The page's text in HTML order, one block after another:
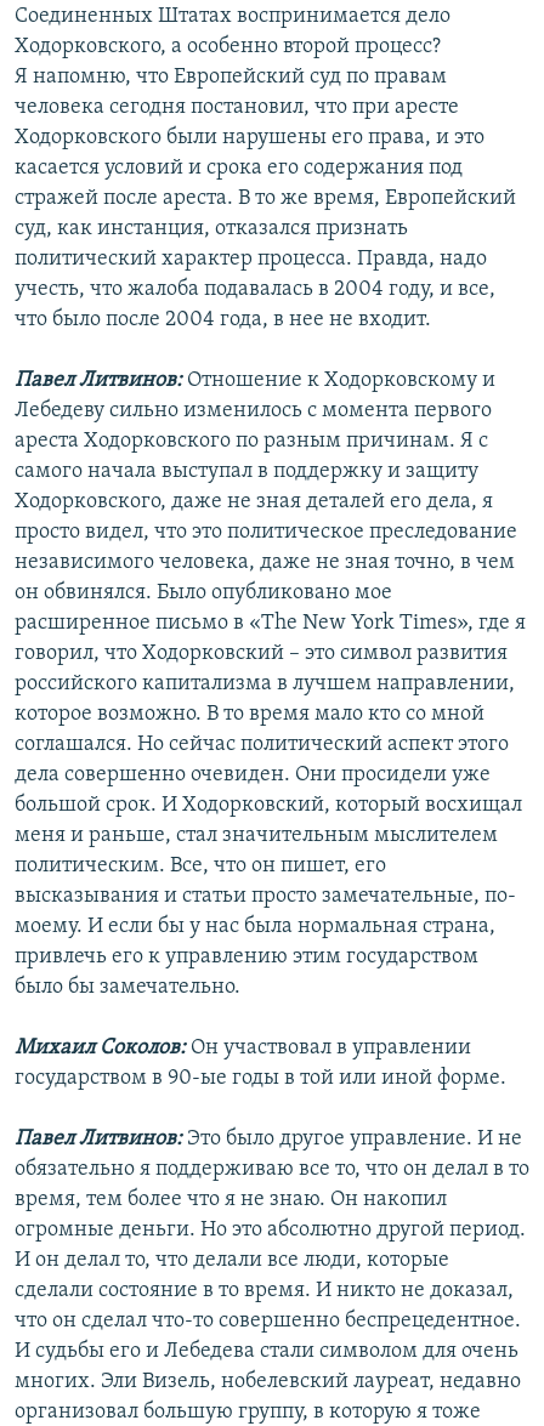
Соединенных Штатах воспринимается дело
Ходорковского, а особенно второй процесс?
Я напомню, что Европейский суд по правам
человека сегодня постановил, что при аресте
Ходорковского были нарушены его права, и это
касается условий и срока его содержания под
стражей после ареста. В то же время, Европейский
суд, как инстанция, отказался признать
политический характер процесса. Правда, надо
учесть, что жалоба подавалась в 2004 году, и все,
что было после 2004 года, в нее не входит.
Павел Литвинов:Отношение к Ходорковскому и
Лебедеву сильно изменилось с момента первого
ареста Ходорковского по разным причинам. Я с
самого начала выступал в поддержку и защиту
Ходорковского, даже не зная деталей его дела, я
просто видел, что это политическое преследование
независимого человека, даже не зная точно, в чем
он обвинялся. Было опубликовано мое
расширенное письмо в «The New York Times», где я
говорил, что Ходорковский – это символ развития
российского капитализма в лучшем направлении,
которое возможно. В то время мало кто со мной
соглашался. Но сейчас политический аспект этого
дела совершенно очевиден. Они просидели уже
большой срок. И Ходорковский, который восхищал
меня и раньше, стал значительным мыслителем
политическим. Все, что он пишет, его
высказывания и статьи просто замечательные, по-
моему. И если бы у нас была нормальная страна,
привлечь его к управлению этим государством
было бы замечательно.
Михаил Соколов:Он участвовал в управлении
государством в 90-ые годы в той или иной форме.
Павел Литвинов:Это было другое управление. И не
обязательно я поддерживаю все то, что он делал в то
время, тем более что я не знаю. Он накопил
огромные деньги. Но это абсолютно другой период.
И он делал то, что делали все люди, которые
сделали состояние в то время. И никто не доказал,
что он сделал что-то совершенно беспрецедентное.
И судьбы его и Лебедева стали символом для очень
многих. Эли Визель, нобелевский лауреат, недавно
организовал большую группу, в которую я тоже